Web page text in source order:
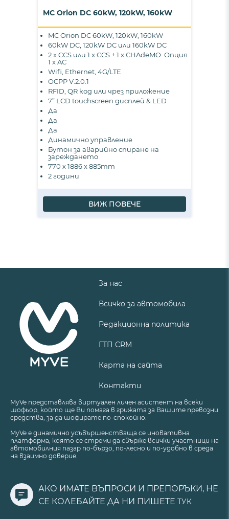
MC Orion DC 60kW, 120kW, 160kW
MC Orion DC 60kW, 120kW, 160kW
60kW DC, 120kW DC или 160kW DC
2 x CCS или 1 x CCS + 1 x CHAdeMO. Опция
1 x AC
Wifi, Ethernet, 4G/LTE
OCPP V.2.0.1
RFID, QR код или чрез приложение
7” LCD touchscreen дисплей & LED
Да
Да
Да
Динамично управление
Бутон за аварийно спиране на
зареждането
770 х 1886 х 885mm
2 години
ВИЖ ПОВЕЧЕ
За нас
Всичко за автомобила
Редакционна политика
ГТП CRM
Карта на сайта
Контакти
MyVe представлява виртуален личен асистент на всеки
шофьор, който ще Ви помага в грижата за Вашите превозни
средства, за да шофирате по-спокойно.
MyVe е динамично усъвършенстваща се иновативна
платформа, която се стреми да свърже всички участници на
автомобилния пазар по-бързо, по-лесно и по-удобно в среда
на взаимно доверие.
АКО ИМАТЕ ВЪПРОСИ И ПРЕПОРЪКИ, НЕ
СЕ КОЛЕБАЙТЕ ДА НИ ПИШЕТЕ ТУК